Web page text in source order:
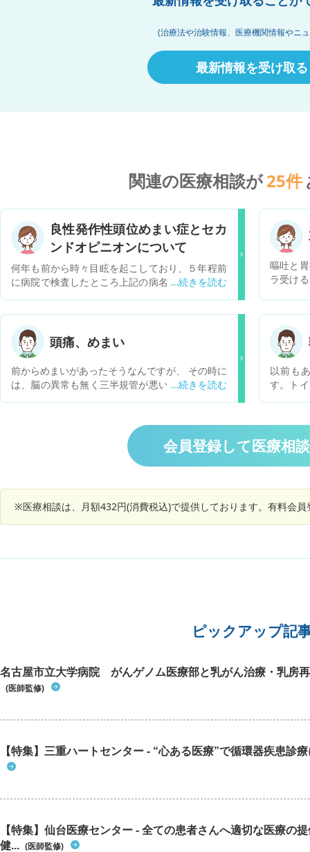
(治療法や治験情報、医療機関情報やニ
最新情報を受け取る
関連の医療相談が25件
良性発作性頭位めまい症とセカ
ンドオピニオンについて
何年も前から時々目眩を起こしており、５年程前
に病院で検査したところ上記の病名と診断されま
状が出てきました。 特に朝起き上がるときにグル
グルするような目眩と、それによる吐き気があり
ます。常時、ひどい肩凝りと首の凝りがあり、そ
れのために目眩が起こる場合もあるのでしょう
か？ インターネットで整骨院でも目眩の症状を診
られるとの内容が出てくるのですが、セカンドオ
ピニオンとして、病院ではなく、整骨院に伺うの
嘔吐と
ラ受け
ラグラ
悪くな
ず、病
と言わ
れ紹介
に、め
べてま
ります
と体調
で違和
がしま
り、良
紹介状
科受診
先生に
て貰い
頭痛、めまい
前からめまいがあったそうなんですが、 その時に
は、脳の異常も無く三半規管が悪いと分かりまし
で、座ったときや立ったときや頭を下に向けた時
から上に上げたときなどに、めまいがおこるそう
です。 どんな症状が見られますでしょうか？ ど
この受診を受ければいいですか？
以前も
す。ト
すが、
会員登録して医療相
※医療相談は、月額432円(消費税込)で提供しております。有料会
ピックアップ記
名古屋市立大学病院 がんゲノム医療部と乳がん治療・乳房
(医師監修)
【特集】三重ハートセンター - “心ある医療”で循環器疾患診
【特集】仙台医療センター - 全ての患者さんへ適切な医療の
健... (医師監修)